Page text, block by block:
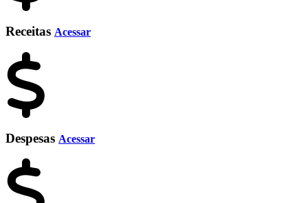
Receitas Acessar
Despesas Acessar